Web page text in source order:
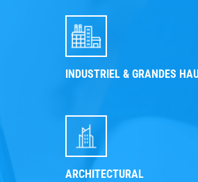
INDUSTRIEL & GRANDES
ARCHITECTURAL